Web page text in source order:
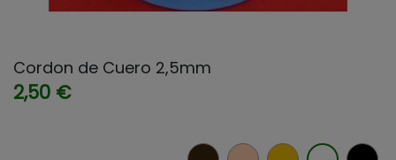
Cordon de Cuero 2,5mm
2,50 €